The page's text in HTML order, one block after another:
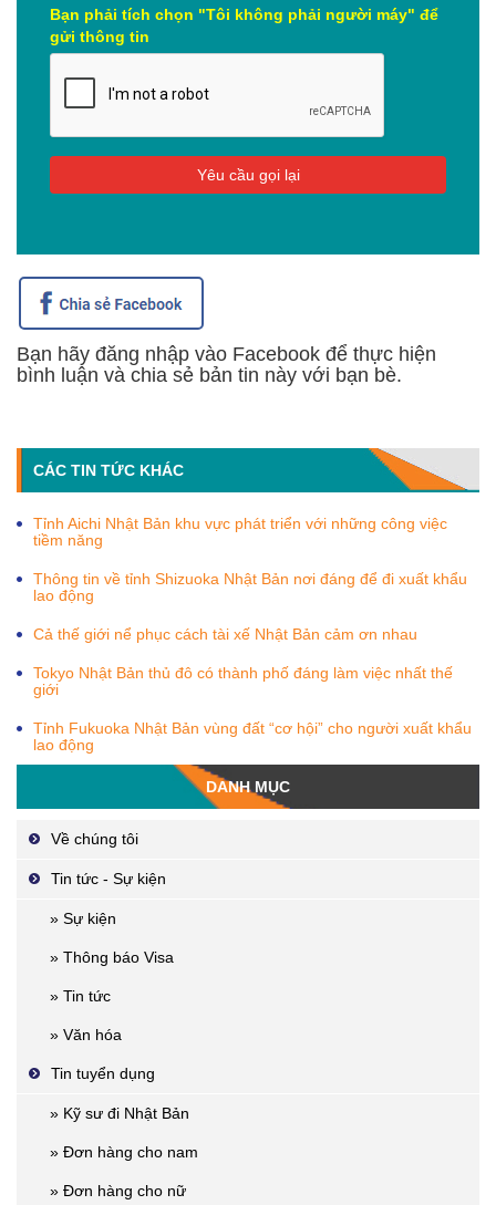
Bạn phải tích chọn "Tôi không phải người máy" để
gửi thông tin
Bạn hãy đăng nhập vào Facebook để thực hiện
bình luận và chia sẻ bản tin này với bạn bè.
CÁC TIN TỨC KHÁC
Tỉnh Aichi Nhật Bản khu vực phát triển với những công việc
tiềm năng
Thông tin về tỉnh Shizuoka Nhật Bản nơi đáng để đi xuất khẩu
lao động
Cả thế giới nể phục cách tài xế Nhật Bản cảm ơn nhau
Tokyo Nhật Bản thủ đô có thành phố đáng làm việc nhất thế
giới
Tỉnh Fukuoka Nhật Bản vùng đất “cơ hội” cho người xuất khẩu
lao động
DANH MỤC
Về chúng tôi
Tin tức - Sự kiện
» Sự kiện
» Thông báo Visa
» Tin tức
» Văn hóa
Tin tuyển dụng
» Kỹ sư đi Nhật Bản
» Đơn hàng cho nam
» Đơn hàng cho nữ